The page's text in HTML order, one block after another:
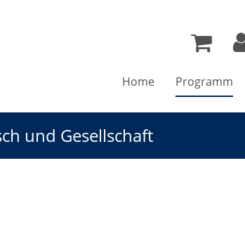
Home Programm
und Gesellschaft